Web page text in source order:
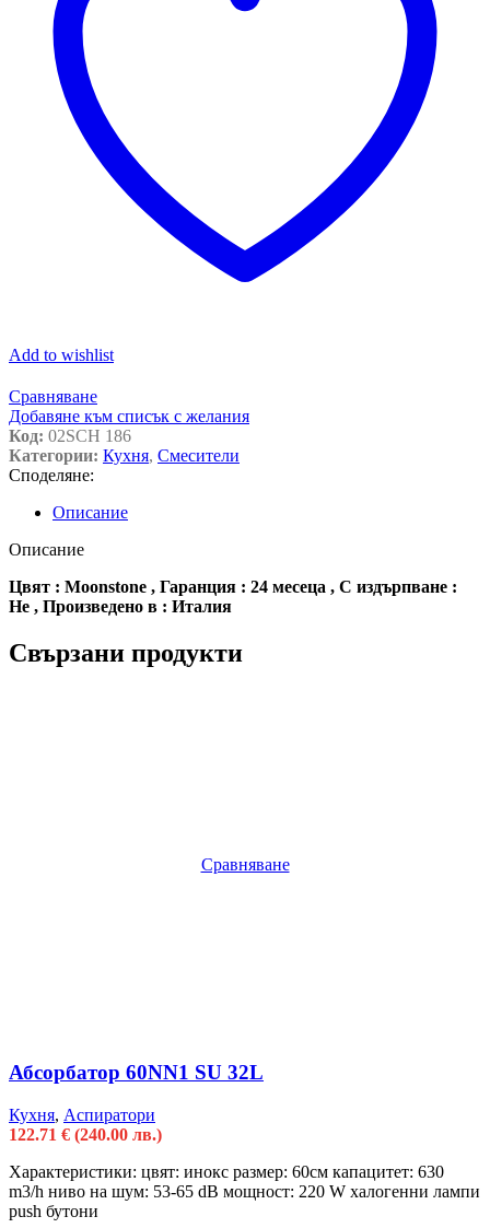
Add to wishlist
Сравняване
Добавяне към списък с желания
Код: 02SCH 186
Категории: Кухня, Смесители
Споделяне:
Описание
Описание
Цвят : Moonstone , Гаранция : 24 месеца , С издърпване :
Не , Произведено в : Италия
Свързани продукти
Сравняване
Абсорбатор 60NN1 SU 32L
Кухня, Аспиратори
122.71 € (240.00 лв.)
Характеристики: цвят: инокс размер: 60см капацитет: 630
m3/h ниво на шум: 53-65 dB мощност: 220 W халогенни лампи
push бутони